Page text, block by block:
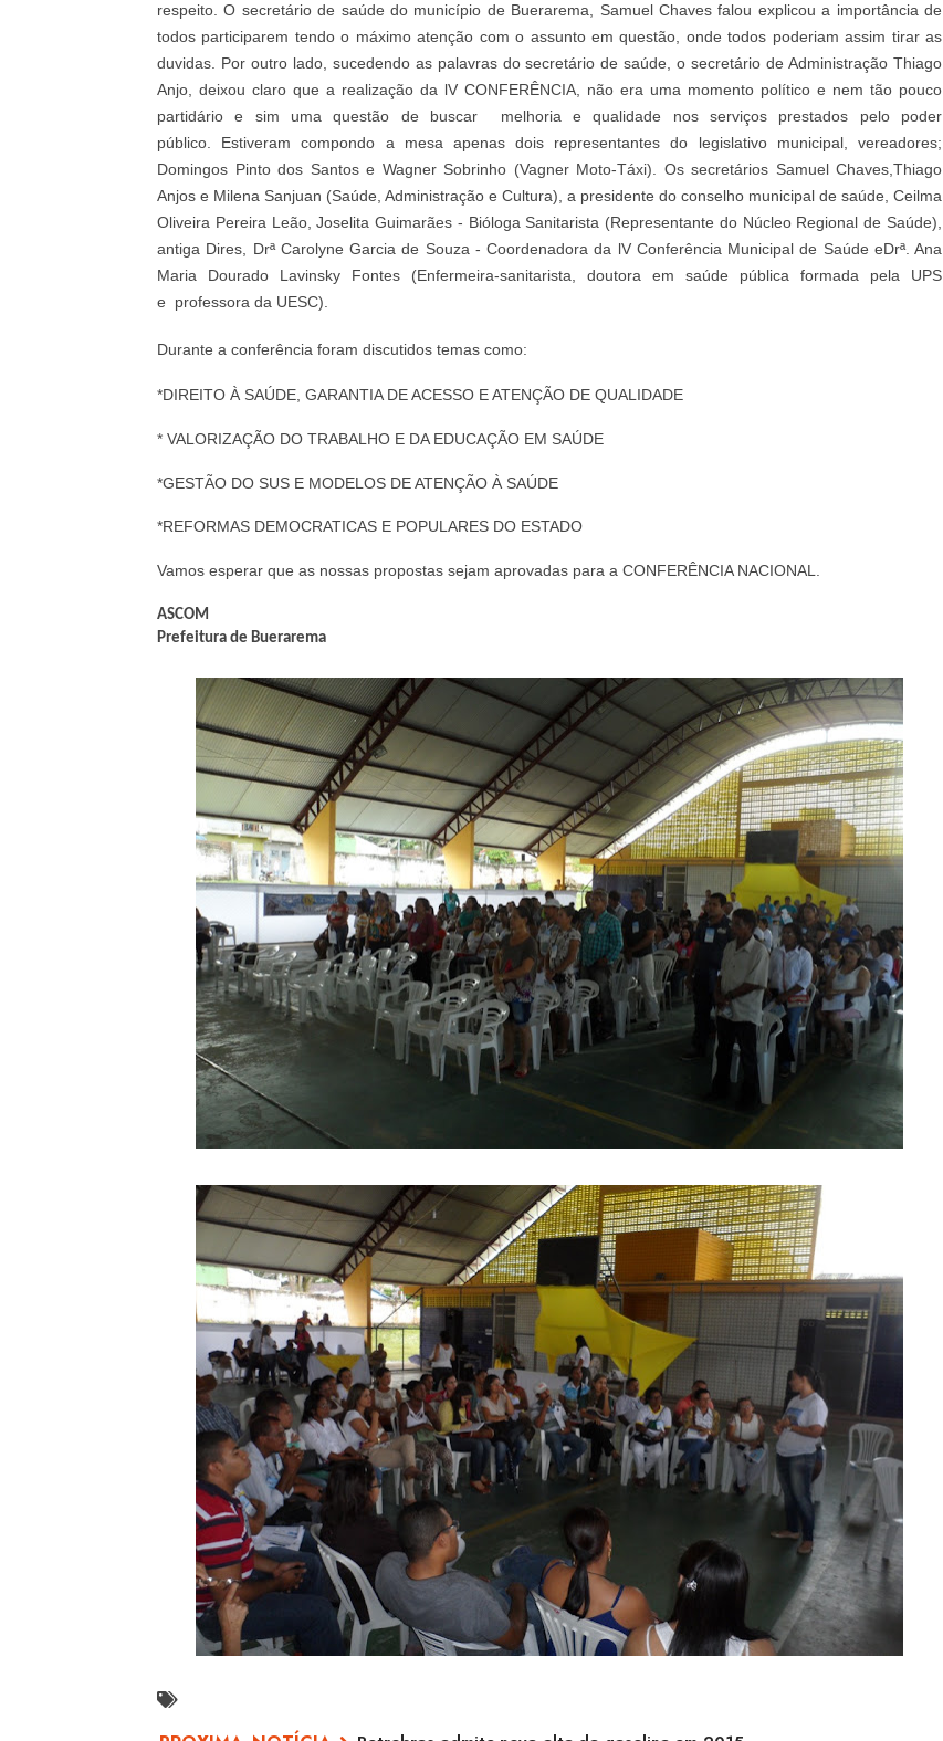
respeito.O secretário de saúde do município de Buerarema, Samuel Chaves falou explicou a importância de
todos participarem tendo o máximo atenção com o assunto em questão, onde todos poderiam assim tirar as
duvidas. Por outro lado, sucedendo as palavras do secretário de saúde, o secretário de Administração Thiago
Anjo, deixou claro que a realização da lV CONFERÊNCIA, não era uma momento político e nem tão pouco
partidário e sim uma questão de buscar
melhoria e qualidade nos serviços prestados pelo poder
público. Estiveram compondo a mesa apenas dois representantes do legislativo municipal, vereadores;
Domingos Pinto dos Santos e Wagner Sobrinho (Vagner Moto-Táxi). Os secretários Samuel Chaves,Thiago
Anjos e Milena Sanjuan (Saúde, Administração e Cultura), a presidente do conselho municipal de saúde, Ceilma
Oliveira Pereira Leão, Joselita Guimarães - Bióloga Sanitarista (Representante do Núcleo Regional de Saúde),
antiga Dires, Drª Carolyne Garcia de Souza - Coordenadora da lV Conferência Municipal de Saúde eDrª. Ana
Maria Dourado Lavinsky Fontes (Enfermeira-sanitarista, doutora em saúde pública formada pela UPS
e
professora da UESC).
Durante a conferência foram discutidos temas como:
*DIREITO À SAÚDE, GARANTIA DE ACESSO E ATENÇÃO DE QUALIDADE
* VALORIZAÇÃO DO TRABALHO E DA EDUCAÇÃO EM SAÚDE
*GESTÃO DO SUS E MODELOS DE ATENÇÃO À SAÚDE
*REFORMAS DEMOCRATICAS E POPULARES DO ESTADO
Vamos esperar que as nossas propostas sejam aprovadas para a CONFERÊNCIA NACIONAL.
ASCOM
Prefeitura de Buerarema